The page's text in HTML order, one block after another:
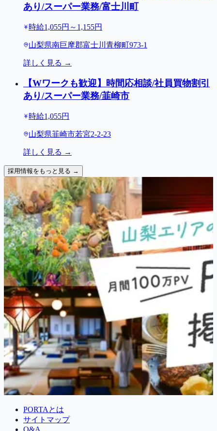
あり/スーパー業務/富士川町
時給1,055円～1,155円
山梨県南巨摩郡富士川青柳町973-1
詳しく見る →
【Wワークも歓迎】時間応相談/社員買物割引
あり/スーパー業務/韮崎市
時給1,055円
山梨県韮崎市若宮2-2-23
詳しく見る →
採用情報をもっと見る →
PORTAとは
サイトマップ